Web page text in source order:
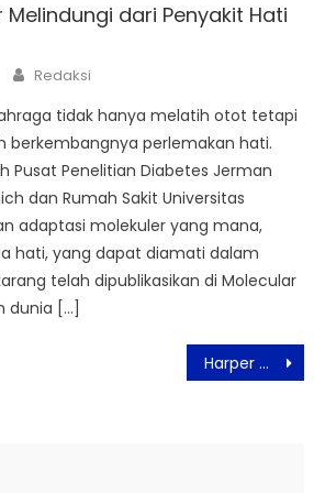
dari Penyakit Hati
Author
Redaksi
tidak hanya melatih otot tetapi
berkembangnya perlemakan hati.
Pusat Penelitian Diabetes Jerman
dan Rumah Sakit Universitas
adaptasi molekuler yang mana,
hati, yang dapat diamati dalam
telah dipublikasikan di Molecular
dunia […]
Harper MT Haryono Gelar Open House & Wedding Organizer Gathering 2021